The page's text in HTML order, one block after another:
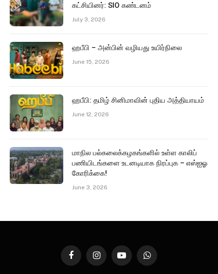
கட்சியினர்: SIO கண்டனம்
July 3, 2026
ஹபீபி – அன்பின் வழியது உயிர்நிலை
June 15, 2026
ஹபீபி: தமிழ் சினிமாவின் புதிய அத்தியாயம்
June 12, 2026
மாநில பல்கலைக்கழகங்களில் உள்ள காலிப்
பணியிடங்களை உடனடியாக நிரப்புக – எஸ்ஐஓ
கோரிக்கை!
June 3, 2026
FacebookInstagramYouTubeWhatsApp